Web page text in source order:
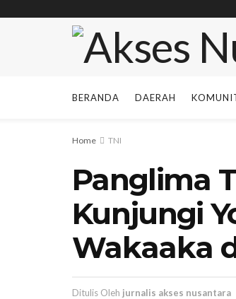
BERANDA DAERAH
Home TNI
Panglima
Kunjungi
Wakaaka
Ditulis Oleh jurnalis akses nusantara